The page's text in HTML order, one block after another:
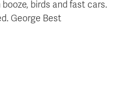
birds and fast cars.
George Best